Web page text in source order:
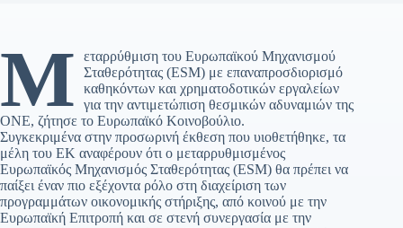
Μ
εταρρύθμιση του Ευρωπαϊκού Μηχανισμού
Σταθερότητας (ESM) με επαναπροσδιορισμό
καθηκόντων και χρηματοδοτικών εργαλείων
για την αντιμετώπιση θεσμικών αδυναμιών της
ΟΝΕ, ζήτησε το Ευρωπαϊκό Κοινοβούλιο.
Συγκεκριμένα στην προσωρινή έκθεση που υιοθετήθηκε, τα
μέλη του ΕΚ αναφέρουν ότι ο μεταρρυθμισμένος
Ευρωπαϊκός Μηχανισμός Σταθερότητας (ESM) θα πρέπει να
παίξει έναν πιο εξέχοντα ρόλο στη διαχείριση των
προγραμμάτων οικονομικής στήριξης, από κοινού με την
Ευρωπαϊκή Επιτροπή και σε στενή συνεργασία με την